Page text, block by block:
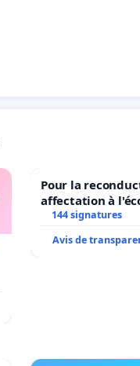
Pour la
affectation à
LAMARTINE
144 signatures
Avis de